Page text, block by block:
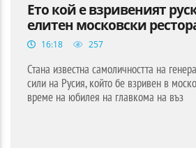
Ето кой е взривеният
елитен московски
16:18 257
Стана известна самоличността на
сили на Русия, който бе взривен в
време на юбилея на главкома на въз